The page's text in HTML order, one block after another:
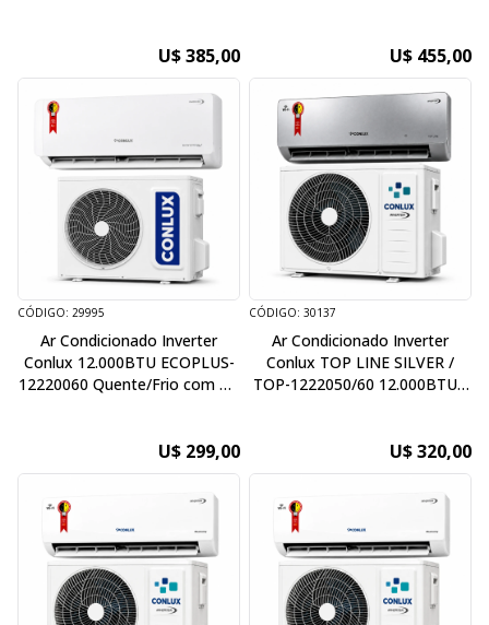
U$ 385,00 U$ 455,00
CÓDIGO: 29995
Ar Condicionado Inverter
Conlux 12.000BTU ECOPLUS-
12220060 Quente/Frio com Kit
U$ 299,00
CÓDIGO: 30137
Ar Condicionado Inverter
Conlux TOP LINE SILVER /
TOP-1222050/60 12.000BTU -
U$ 320,00